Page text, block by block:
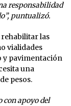
responsabilidad
puntualizó.
rehabilitar las
vialidades
y pavimentación
una
pesos.
con apoyo del